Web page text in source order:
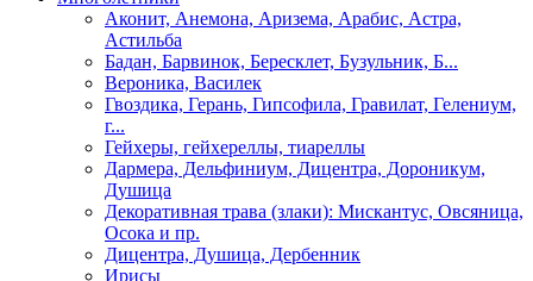
Аконит, Анемона, Аризема, Арабис, Астра,
Астильба
Бадан, Барвинок, Бересклет, Бузульник, Б...
Вероника, Василек
Гвоздика, Герань, Гипсофила, Гравилат, Гелениум,
г...
Гейхеры, гейхереллы, тиареллы
Дармера, Дельфиниум, Дицентра, Дороникум,
Душица
Декоративная трава (злаки): Мискантус, Овсяница,
Осока и пр.
Дицентра, Душица, Дербенник
Ирисы